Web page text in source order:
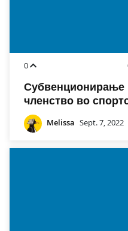
0
Субвенционирање
членство во
Melissa Sept. 7, 2022